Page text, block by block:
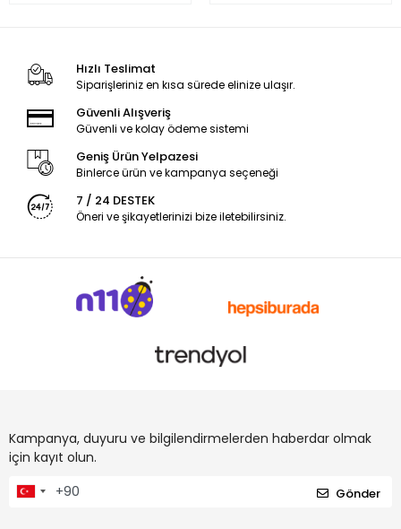
Hızlı Teslimat
Siparişleriniz en kısa sürede elinize ulaşır.
Güvenli Alışveriş
Güvenli ve kolay ödeme sistemi
Geniş Ürün Yelpazesi
Binlerce ürün ve kampanya seçeneği
7 / 24 DESTEK
Öneri ve şikayetlerinizi bize iletebilirsiniz.
Kampanya, duyuru ve bilgilendirmelerden haberdar olmak
için kayıt olun.
Gönder